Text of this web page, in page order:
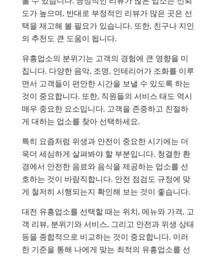
도가 높으며, 반대로 부정적인 리뷰가 많은 곳은 선
택을 재고해 볼 필요가 있습니다. 또한, 친구나 지인
의 추천도 큰 도움이 됩니다.
유흥업소의 분위기는 고객의 경험에 큰 영향을 미
칩니다. 다양한 음악, 조명, 인테리어가 조화를 이루
면서 고객들이 편안한 시간을 보낼 수 있도록 하는
것이 중요합니다. 또한, 직원들의 서비스 태도 역시
매우 중요한 요소입니다. 고객을 존중하고 친절하
게 대하는 업소를 찾아 선택하세요.
특히 요즘처럼 위생과 안전이 중요한 시기에는 더
욱더 세심하게 살펴봐야 할 부분입니다. 청결한 환
경에서 안전한 음료와 음식을 제공하는 업소를 선
호하는 것이 바람직합니다. 안전 점검도 규정에 맞
게 철저히 시행되는지 확인해 보는 것이 좋습니다.
대전 유흥업소를 선택할 때는 위치, 메뉴와 가격, 고
객 리뷰, 분위기와 서비스, 그리고 안전과 위생 상태
등을 종합적으로 비교하는 것이 중요합니다. 이러
한 기준을 통해 나에게 맞는 최적의 유흥업소를 선